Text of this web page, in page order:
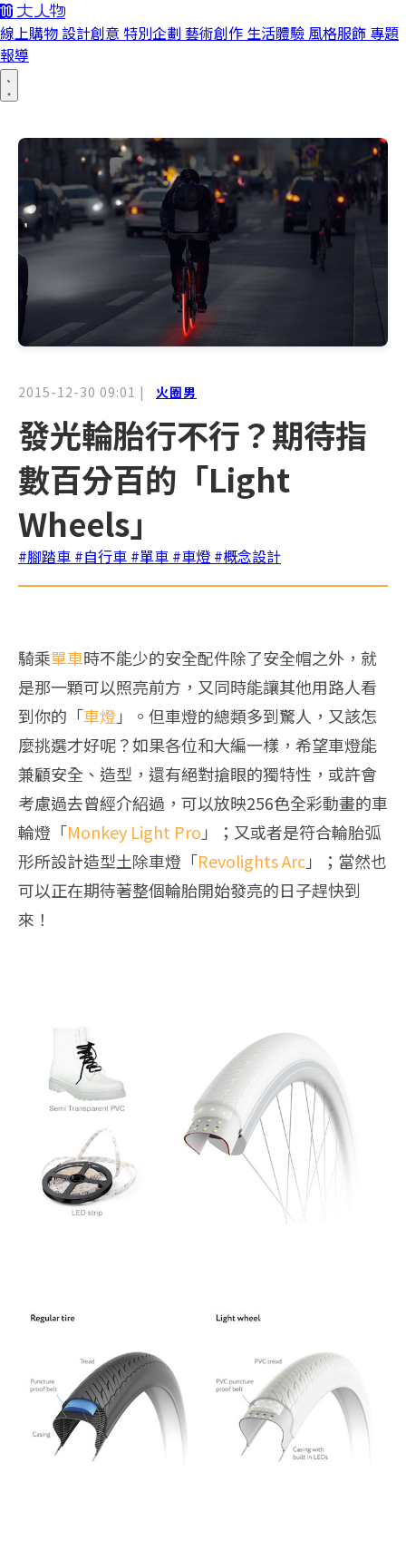
線上購物 設計創意 特別企劃 藝術創作 生活體驗 風格服飾 專題
報導
2015-12-30 09:01 | 火圈男
發光輪胎行不行？期待指
數百分百的「Light
Wheels」
#腳踏車 #自行車 #單車 #車燈 #概念設計
騎乘單車時不能少的安全配件除了安全帽之外，就
是那一顆可以照亮前方，又同時能讓其他用路人看
到你的「車燈 」。但車燈的總類多到驚人，又該怎
麼挑選才好呢？如果各位和大編一樣，希望車燈能
兼顧安全、造型，還有絕對搶眼的獨特性，或許會
考慮過去曾經介紹過，可以放映256色全彩動畫的車
輪燈「Monkey Light Pro 」；又或者是符合輪胎弧
形所設計造型土除車燈「Revolights Arc」；當然也
可以正在期待著整個輪胎開始發亮的日子趕快到
來！